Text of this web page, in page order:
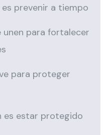
prevenir a tiempo
para fortalecer
para proteger
es estar protegido